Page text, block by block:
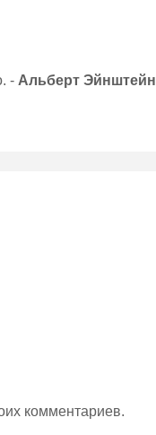
- Альберт Эйнштейн
комментариев.